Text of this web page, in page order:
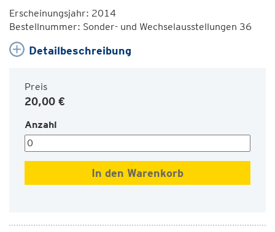
Erscheinungsjahr: 2014
Bestellnummer: Sonder- und Wechselausstellungen 36
Detailbeschreibung
Preis
20,00 €
Anzahl